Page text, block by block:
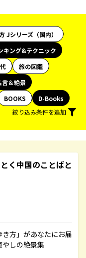
Jシリーズ（国内）
キング&テクニック
旅の図鑑
＆絶景
BOOKS
D-Books
絞り込み条件を追加
く中国のことばと
方」があなたにお届
しの絶景集